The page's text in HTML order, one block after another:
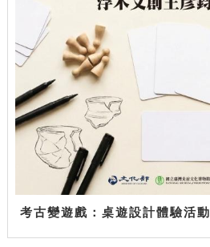
考古變遊戲：桌遊設計體驗活動